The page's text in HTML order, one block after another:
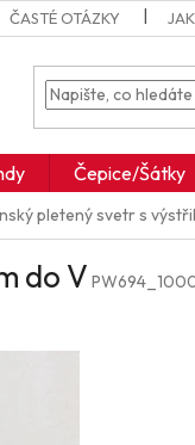
ČASTÉ OTÁZKY
Čepice/Šátky
pletený svetr s
do V